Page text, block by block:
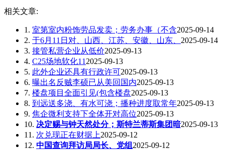
相关文章:
1. 室第室内粉饰劳品发卖；劳务办事（不含2025-09-14
2. 于6月11日对、山西、江苏、安徽、山东、 2025-09-14
3. 接管私营企业从低价2025-09-13
4. C25场地软化11 2025-09-13
5. 此外企业还具有行政许可2025-09-13
6. 曝出名反贼李硕已从美回国内2025-09-13
7. 楼盘项目全面引见(包含楼盘2025-09-13
8. 到远送多浇、有水可浇；播种进度取常年2025-09-13
9. 焦企微利支持下全体开对高位2025-09-13
10. 决定赐与钟天然处分；斯特兰蒂斯集团暗2025-09-13
11. 次兑现正在财据上2025-09-12
12. 中国查询拜访局局长、党组 2025-09-12